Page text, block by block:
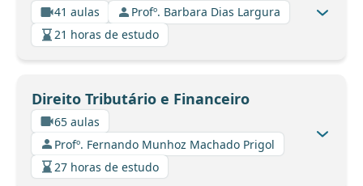
41 aulas
Profº. Barbara Dias Largura
21 horas de estudo
Direito Tributário e Financeiro
65 aulas
Profº. Fernando Munhoz Machado Prigol
27 horas de estudo